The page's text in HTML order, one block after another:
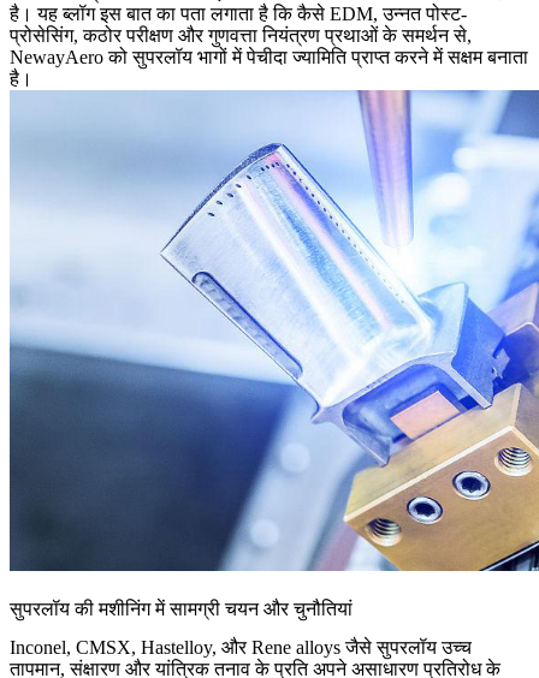
है। यह ब्लॉग इस बात का पता लगाता है कि कैसे EDM,उन्नत पोस्ट-
प्रोसेसिंग, कठोर परीक्षण और गुणवत्ता नियंत्रण प्रथाओं के समर्थन से,
NewayAero को सुपरलॉय भागों में पेचीदा ज्यामिति प्राप्त करने में सक्षम बनाता
है।
सुपरलॉय की मशीनिंग में सामग्री चयन और चुनौतियां
Inconel, CMSX, Hastelloy, औरRene alloysजैसे सुपरलॉय उच्च
तापमान, संक्षारण और यांत्रिक तनाव के प्रति अपने असाधारण प्रतिरोध के